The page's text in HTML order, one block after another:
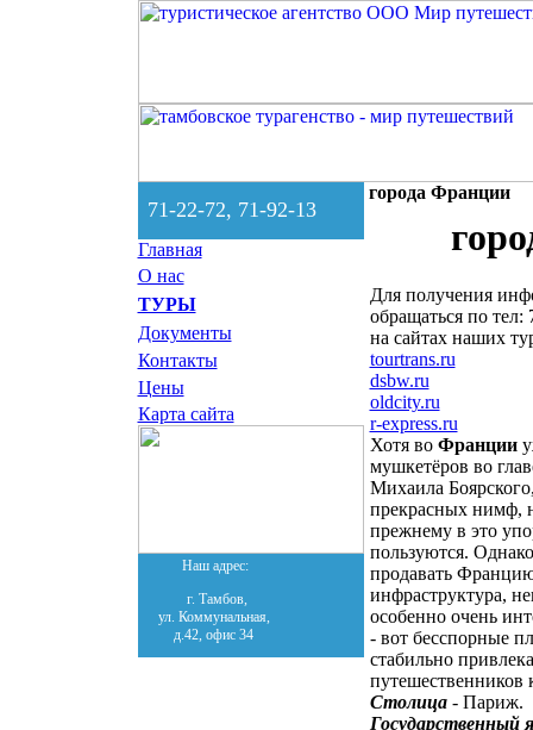
71-22-72, 71-92-13
Главная
О нас
ТУРЫ
Документы
Контакты
Цены
Карта сайта
Наш адрес:
г. Тамбов,
ул. Коммунальная,
д.42, офис 34
города Франции
Для получения
обращаться по
на сайтах наших
tourtrans.ru
dsbw.ru
oldcity.ru
r-express.ru
Хотя во Франции
мушкетёров во
Михаила
прекрасных нимф,
прежнему в это
пользуются.
продавать
инфраструктура,
особенно очень
- вот бесспорные
стабильно
путешественников
Столица- Париж.
Государственный